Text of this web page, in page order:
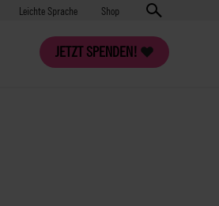
Leichte Sprache Shop
JETZT SPENDEN!